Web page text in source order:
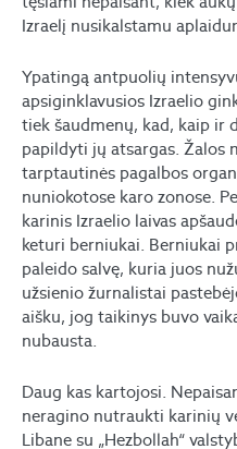
Izraelį nusikalstamu
Ypatingą antpuolių
apsiginklavusios Izraelio
tiek šaudmenų, kad, kaip ir
papildyti jų atsargas. Žalos
tarptautinės pagalbos
nuniokotose karo zonose.
karinis Izraelio laivas
keturi berniukai. Berniukai
paleido salvę, kuria juos
užsienio žurnalistai
aišku, jog taikinys buvo
nubausta.
Daug kas kartojosi.
neragino nutraukti karinių
Libane su „Hezbollah“